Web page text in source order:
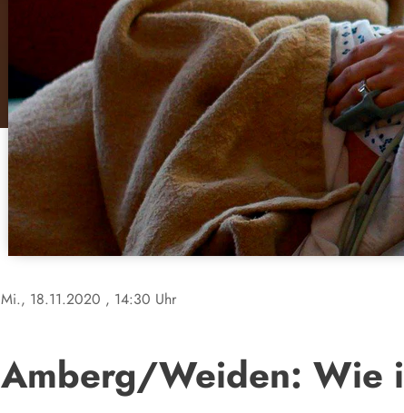
Mi., 18.11.2020 , 14:30 Uhr
Amberg/Weiden: Wie